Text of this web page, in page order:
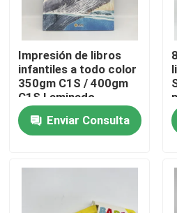
Éntrenos en contacto con
Noticias
Pida una cita
Impresión de tarjetas de tarot
Impresión de libros
infantiles a todo color
350gm C1S / 400gm
C1S Laminado
brillante
Enviar Consulta